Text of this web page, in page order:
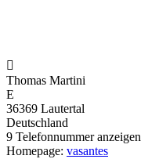

Thomas Martini
E
36369 Lautertal
Deutschland
9 Telefonnummer anzeigen
Homepage: vasantes